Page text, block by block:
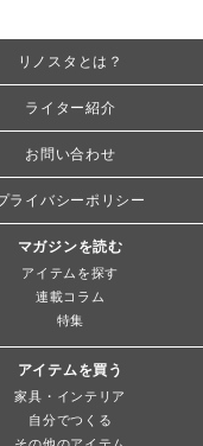
リノスタとは？
ライター紹介
お問い合わせ
ライバシーポリシー
マガジンを読む
アイテムを探す
連載コラム
特集
アイテムを買う
家具・インテリア
自分でつくる